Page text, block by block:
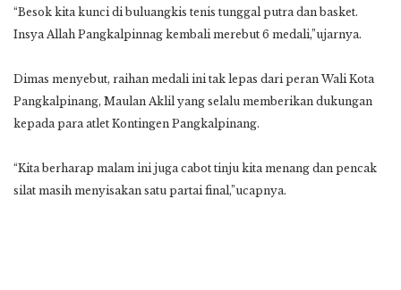
“Besok kita kunci di buluangkis tenis tunggal putra dan basket.
Insya Allah Pangkalpinnag kembali merebut 6 medali,”ujarnya.
Dimas menyebut, raihan medali ini tak lepas dari peran Wali Kota
Pangkalpinang, Maulan Aklil yang selalu memberikan dukungan
kepada para atlet Kontingen Pangkalpinang.
“Kita berharap malam ini juga cabot tinju kita menang dan pencak
silat masih menyisakan satu partai final,”ucapnya.